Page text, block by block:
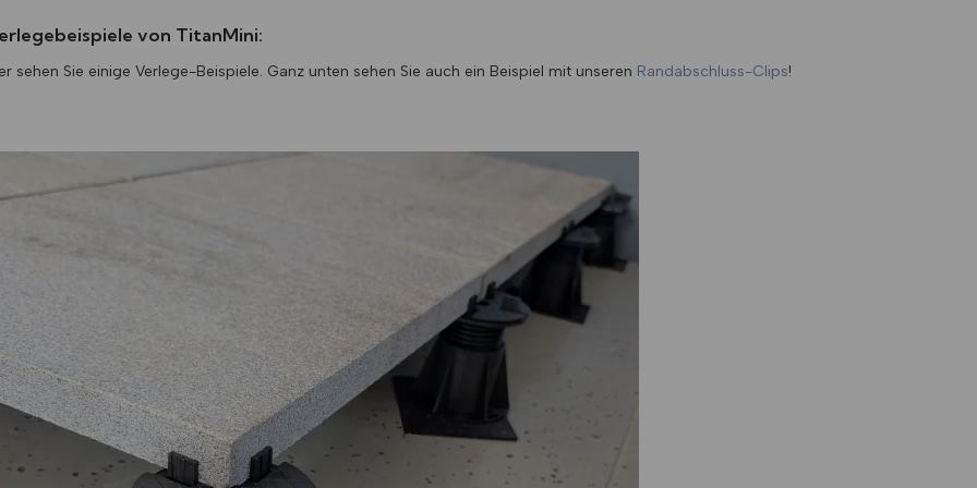
von TitanMini:
sehen Sie einige Verlege-Beispiele. Ganz unten sehen Sie auch ein Beispiel mit unseren Randabschluss-Clips!